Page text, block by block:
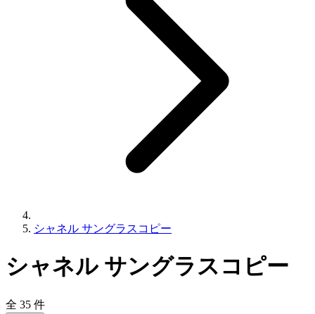
シャネル サングラスコピー
シャネル サングラスコピー
全 35 件